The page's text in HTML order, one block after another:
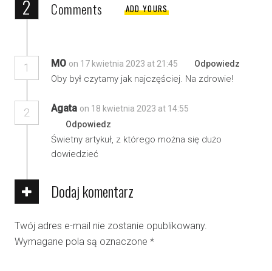
2 Comments ADD YOURS
1 MO on 17 kwietnia 2023 at 21:45 Odpowiedz
Oby był czytamy jak najczęściej. Na zdrowie!
2 Agata on 18 kwietnia 2023 at 14:55
Odpowiedz
Świetny artykuł, z którego można się dużo
dowiedzieć
Dodaj komentarz
Twój adres e-mail nie zostanie opublikowany.
Wymagane pola są oznaczone *